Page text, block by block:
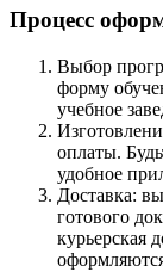
Процесс
Выбор
форму
учебное
оплаты.
удобное
Доставка:
готового
курьерская